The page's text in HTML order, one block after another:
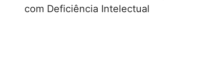
com Deficiência Intelectual